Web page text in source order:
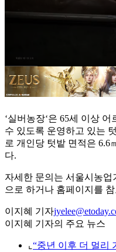
‘실버농장‘은 65세 이상
수 있도록 운영하고 있는
로 개인당 텃밭 면적은 6.6
다.
자세한 문의는 서울시농업
으로 하거나 홈페이지를
이지혜 기자
이지혜 기자의 주요 뉴스
⌞ “중년 이후 더 멀리